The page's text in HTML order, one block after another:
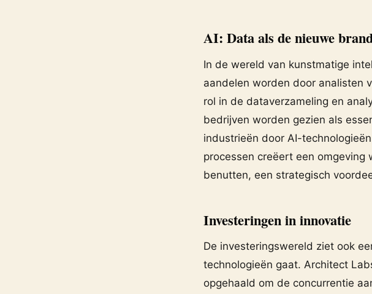
AI: Data als de nieuwe
In de wereld van kunstmatige
aandelen worden door analisten
rol in de dataverzameling en
bedrijven worden gezien als
industrieën door AI-
processen creëert een omgeving
benutten, een strategisch
Investeringen in innovatie
De investeringswereld ziet ook
technologieën gaat. Architect
opgehaald om de concurrentie